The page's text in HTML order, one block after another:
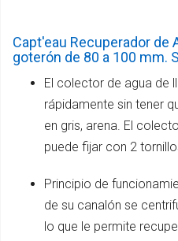
Capt'eau Recuperador de
goterón de 80 a 100 mm.
El colector de agua de
rápidamente sin tener
en gris, arena. El
puede fijar con 2
Principio de
de su canalón se
lo que le permite